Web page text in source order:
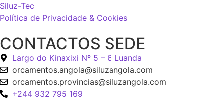
Siluz-Tec
Política de Privacidade & Cookies
CONTACTOS SEDE
Largo do Kinaxixi Nº 5 – 6 Luanda
orcamentos.angola@siluzangola.com
orcamentos.provincias@siluzangola.com
+244 932 795 169